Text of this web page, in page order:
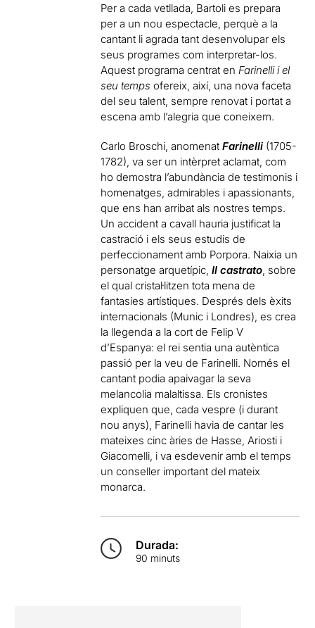
Per a cada vetllada, Bartoli es prepara
per a un nou espectacle, perquè a la
cantant li agrada tant desenvolupar els
seus programes com interpretar-los.
Aquest programa centrat en Farinelli i el
seu temps ofereix, així, una nova faceta
del seu talent, sempre renovat i portat a
escena amb l’alegria que coneixem.
Carlo Broschi, anomenatFarinelli (1705-
1782), va ser un intèrpret aclamat, com
ho demostra l’abundància de testimonis i
homenatges, admirables i apassionants,
que ens han arribat als nostres temps.
Un accident a cavall hauria justificat la
castració i els seus estudis de
perfeccionament amb Porpora. Naixia un
personatge arquetípic,Il castrato , sobre
el qual cristal·litzen tota mena de
fantasies artístiques. Després dels èxits
internacionals (Munic i Londres), es crea
la llegenda a la cort de Felip V
d’Espanya: el rei sentia una autèntica
passió per la veu de Farinelli. Només el
cantant podia apaivagar la seva
melancolia malaltissa. Els cronistes
expliquen que, cada vespre (i durant
nou anys), Farinelli havia de cantar les
mateixes cinc àries de Hasse, Ariosti i
Giacomelli, i va esdevenir amb el temps
un conseller important del mateix
monarca.
Durada:
90 minuts